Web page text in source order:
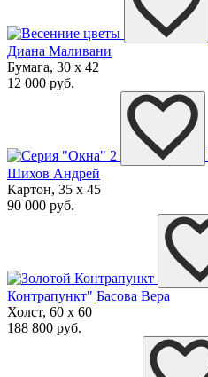
Диана Маливани
Бумага, 30 x 42
12 000 руб.
Шихов Андрей
Картон, 35 x 45
90 000 руб.
Контрапункт" Басова Вера
Холст, 60 x 60
188 800 руб.